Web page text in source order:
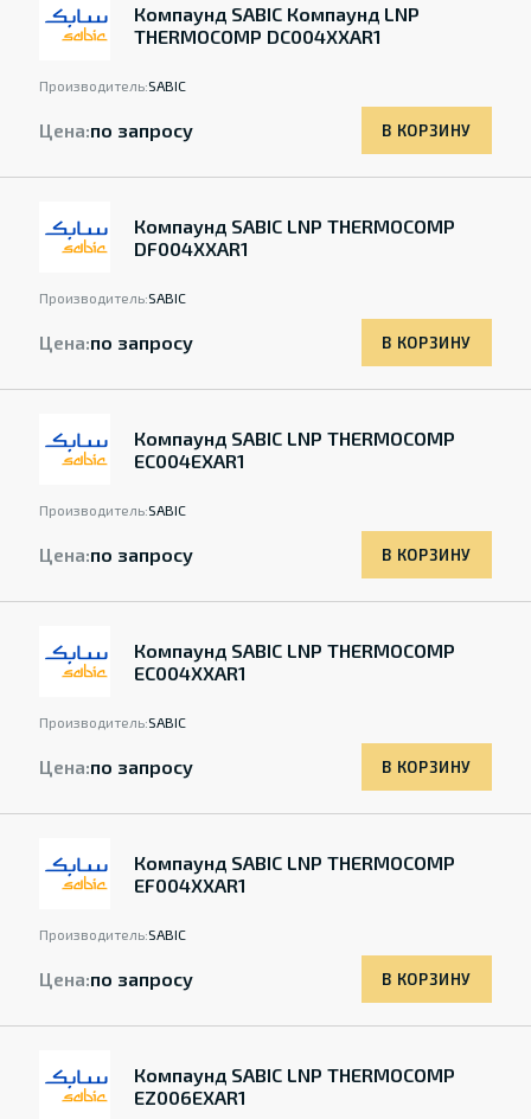
Компаунд SABIC Компаунд LNP
THERMOCOMP DC004XXAR1
Производитель:SABIC
Цена:по запросу В КОРЗИНУ
Компаунд SABIC LNP THERMOCOMP
DF004XXAR1
Производитель:SABIC
Цена:по запросу В КОРЗИНУ
Компаунд SABIC LNP THERMOCOMP
EC004EXAR1
Производитель:SABIC
Цена:по запросу В КОРЗИНУ
Компаунд SABIC LNP THERMOCOMP
EC004XXAR1
Производитель:SABIC
Цена:по запросу В КОРЗИНУ
Компаунд SABIC LNP THERMOCOMP
EF004XXAR1
Производитель:SABIC
Цена:по запросу В КОРЗИНУ
Компаунд SABIC LNP THERMOCOMP
EZ006EXAR1